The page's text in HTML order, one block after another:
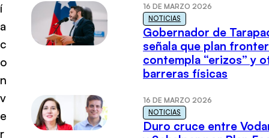
í
a
c
o
n
v
e
r
16 DE MARZO 2026
NOTICIAS
Gobernador de
señala que plan
contempla “erizos” y
barreras físicas
16 DE MARZO 2026
NOTICIAS
Duro cruce entre